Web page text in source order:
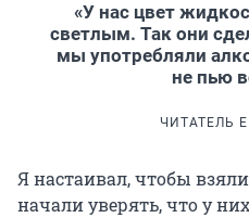
«У нас цвет
светлым. Так они
мы употребляли
не пью
ЧИТАТЕЛЬ
Я настаивал, чтобы
начали уверять, что у